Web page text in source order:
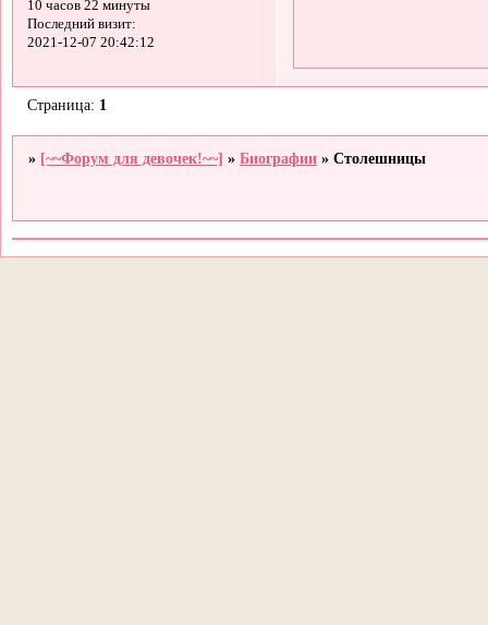
10 часов 22 минуты
Последний визит:
2021-12-07 20:42:12
Страница: 1
» [~~Форум для девочек!~~] »Биографии »Столешницы